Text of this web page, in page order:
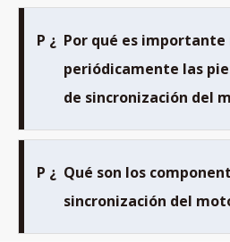
P ¿ Por qué es
periódicamente las
de sincronización del
P ¿ Qué son los
sincronización del